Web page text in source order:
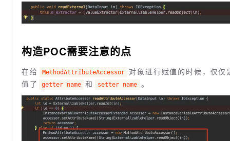
构造POC需要注意的点
在给 MethodAttributeAccessor
对象进行赋值的时候，仅仅
值了
getter name 和 setter name 。